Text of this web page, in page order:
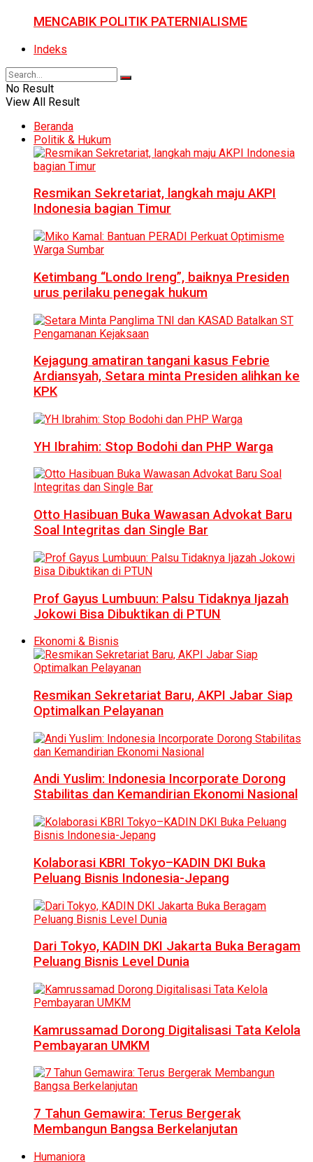
MENCABIK POLITIK PATERNIALISME
Indeks
No Result
View All Result
Beranda
Politik & Hukum
Resmikan Sekretariat, langkah maju AKPI
Indonesia bagian Timur
Ketimbang “Londo Ireng”, baiknya Presiden
urus perilaku penegak hukum
Kejagung amatiran tangani kasus Febrie
Ardiansyah, Setara minta Presiden alihkan ke
KPK
YH Ibrahim: Stop Bodohi dan PHP Warga
Otto Hasibuan Buka Wawasan Advokat Baru
Soal Integritas dan Single Bar
Prof Gayus Lumbuun: Palsu Tidaknya Ijazah
Jokowi Bisa Dibuktikan di PTUN
Ekonomi & Bisnis
Resmikan Sekretariat Baru, AKPI Jabar Siap
Optimalkan Pelayanan
Andi Yuslim: Indonesia Incorporate Dorong
Stabilitas dan Kemandirian Ekonomi Nasional
Kolaborasi KBRI Tokyo–KADIN DKI Buka
Peluang Bisnis Indonesia-Jepang
Dari Tokyo, KADIN DKI Jakarta Buka Beragam
Peluang Bisnis Level Dunia
Kamrussamad Dorong Digitalisasi Tata Kelola
Pembayaran UMKM
7 Tahun Gemawira: Terus Bergerak
Membangun Bangsa Berkelanjutan
Humaniora